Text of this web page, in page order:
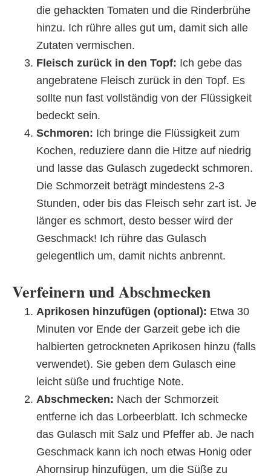
die gehackten Tomaten und die Rinderbrühe
hinzu. Ich rühre alles gut um, damit sich alle
Zutaten vermischen.
Fleisch zurück in den Topf: Ich gebe das
angebratene Fleisch zurück in den Topf. Es
sollte nun fast vollständig von der Flüssigkeit
bedeckt sein.
Schmoren: Ich bringe die Flüssigkeit zum
Kochen, reduziere dann die Hitze auf niedrig
und lasse das Gulasch zugedeckt schmoren.
Die Schmorzeit beträgt mindestens 2-3
Stunden, oder bis das Fleisch sehr zart ist. Je
länger es schmort, desto besser wird der
Geschmack! Ich rühre das Gulasch
gelegentlich um, damit nichts anbrennt.
Verfeinern und Abschmecken
Aprikosen hinzufügen (optional): Etwa 30
Minuten vor Ende der Garzeit gebe ich die
halbierten getrockneten Aprikosen hinzu (falls
verwendet). Sie geben dem Gulasch eine
leicht süße und fruchtige Note.
Abschmecken: Nach der Schmorzeit
entferne ich das Lorbeerblatt. Ich schmecke
das Gulasch mit Salz und Pfeffer ab. Je nach
Geschmack kann ich noch etwas Honig oder
Ahornsirup hinzufügen, um die Süße zu